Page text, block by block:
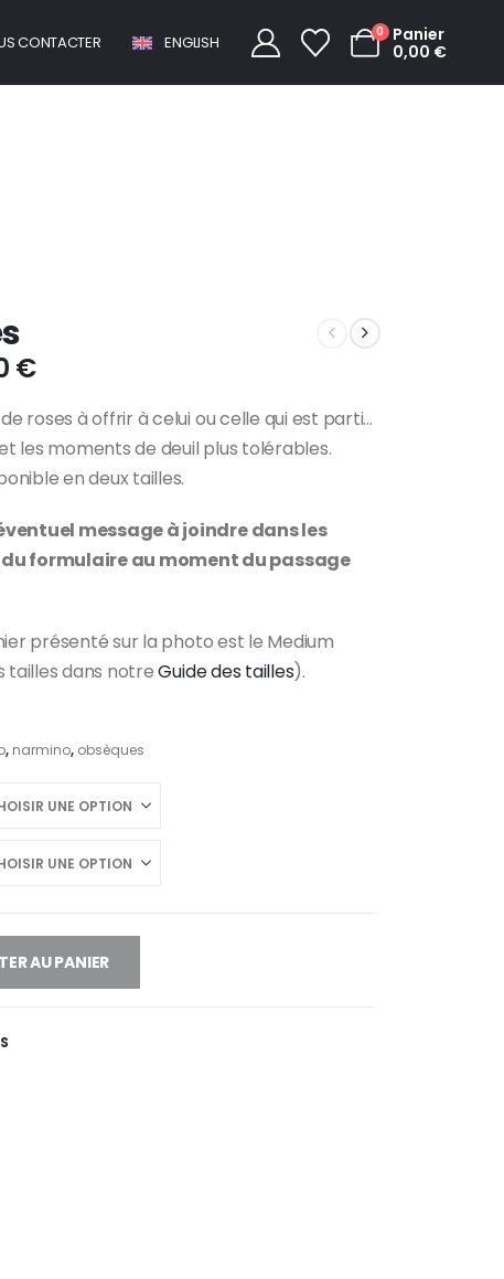
CONTACTER ENGLISH
0
Panier
0,00 €
€
roses à offrir à celui ou celle qui est parti…
les moments de deuil plus tolérables.
en deux tailles.
message à joindre dans les
formulaire au moment du passage
présenté sur la photo est le Medium
tailles dans notreGuide des tailles).
, narmino, obsèques
AU PANIER